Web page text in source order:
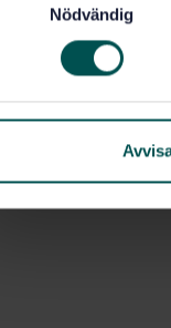
Nödvändig